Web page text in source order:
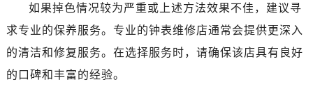
如果掉色情况较为严重或上述方法效果不佳，建议寻
求专业的保养服务。专业的钟表维修店通常会提供更深入
的清洁和修复服务。在选择服务时，请确保该店具有良好
的口碑和丰富的经验。